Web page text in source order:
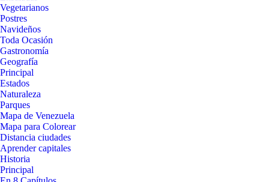
Vegetarianos
Postres
Navideños
Toda Ocasión
Gastronomía
Geografía
Principal
Estados
Naturaleza
Parques
Mapa de Venezuela
Mapa para Colorear
Distancia ciudades
Aprender capitales
Historia
Principal